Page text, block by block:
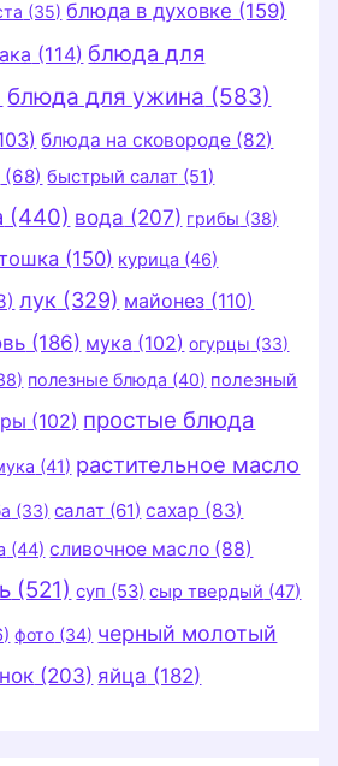
(35) блюда в духовке (159)
(114) блюда для
блюда для ужина (583)
блюда на сковороде (82)
(68) быстрый салат (51)
(440) вода (207) грибы (38)
(150) курица (46)
лук (329) майонез (110)
(186) мука (102) огурцы (33)
полезные блюда (40) полезный
(102) простые блюда
(41) растительное масло
(33) салат (61) сахар (83)
(44) сливочное масло (88)
(521) суп (53) сыр твердый (47)
фото (34) черный молотый
(203) яйца (182)